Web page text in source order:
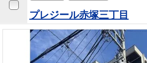
プレジール赤塚三丁目